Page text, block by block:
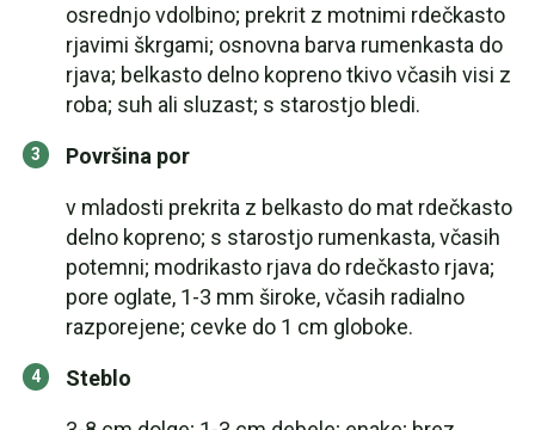
osrednjo vdolbino; prekrit z motnimi rdečkasto
rjavimi škrgami; osnovna barva rumenkasta do
rjava; belkasto delno kopreno tkivo včasih visi z
roba; suh ali sluzast; s starostjo bledi.
Površina por
v mladosti prekrita z belkasto do mat rdečkasto
delno kopreno; s starostjo rumenkasta, včasih
potemni; modrikasto rjava do rdečkasto rjava;
pore oglate, 1-3 mm široke, včasih radialno
razporejene; cevke do 1 cm globoke.
Steblo